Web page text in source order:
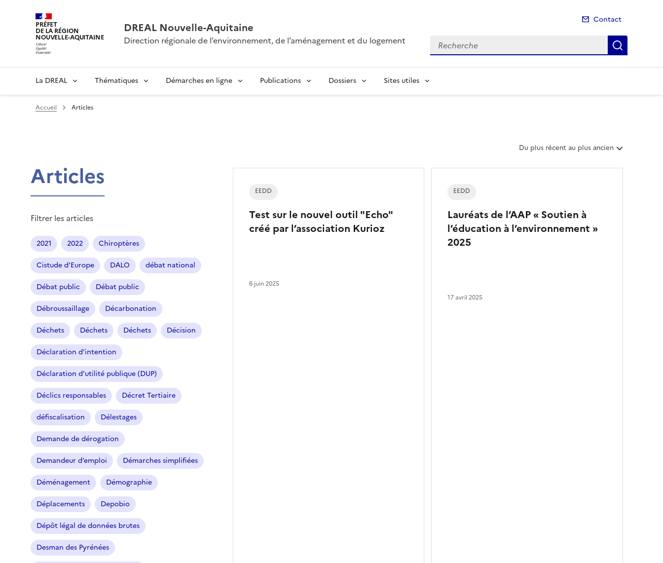
PRÉFET
DE LA RÉGION
NOUVELLE-AQUITAINE
DREAL Nouvelle-Aquitaine
Direction régionale de l’environnement, de l’aménagement et du logement
Contact
Recherche
La DREAL Thématiques Démarches en ligne Publications Dossiers Sites utiles
Accueil Articles
T
i
s
a
Du plus récent au plus ancien
Articles
Filtrer les articles
2021 2022 Chiroptères
Cistude d’Europe DALO débat national
Débat public Débat public
Débroussaillage Décarbonation
Déchets Déchets Déchets Décision
Déclaration d’intention
Déclaration d’utilité publique (DUP)
Déclics responsables Décret Tertiaire
défiscalisation Délestages
Demande de dérogation
Demandeur d’emploi Démarches simplifiées
Déménagement Démographie
Déplacements Depobio
Dépôt légal de données brutes
Desman des Pyrénées
Test sur le nouvel outil "Echo"
créé par l’association Kurioz
EEDD
6 juin 2025
Lauréats de l’AAP « Soutien à
l’éducation à l’environnement »
2025
EEDD
17 avril 2025